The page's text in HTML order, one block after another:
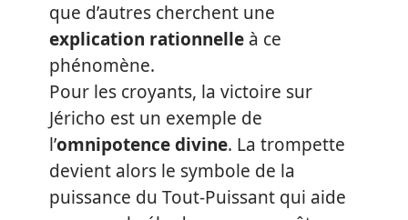
que d’autres cherchent une
explication rationnelle à ce
phénomène.
Pour les croyants, la victoire sur
Jéricho est un exemple de
l’omnipotence divine. La trompette
devient alors le symbole de la
puissance du Tout-Puissant qui aide